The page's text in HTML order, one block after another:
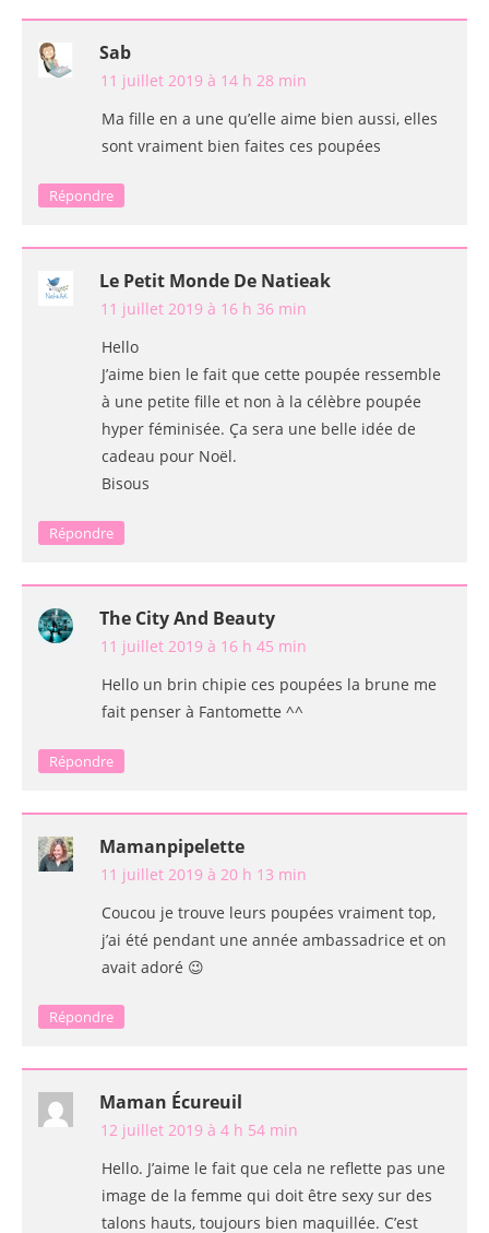
Sab
11 juillet 2019 à 14 h 28 min
Ma fille en a une qu’elle aime bien aussi, elles
sont vraiment bien faites ces poupées
Répondre
Le Petit Monde De Natieak
11 juillet 2019 à 16 h 36 min
Hello
J’aime bien le fait que cette poupée ressemble
à une petite fille et non à la célèbre poupée
hyper féminisée. Ça sera une belle idée de
cadeau pour Noël.
Bisous
Répondre
The City And Beauty
11 juillet 2019 à 16 h 45 min
Hello un brin chipie ces poupées la brune me
fait penser à Fantomette ^^
Répondre
Mamanpipelette
11 juillet 2019 à 20 h 13 min
Coucou je trouve leurs poupées vraiment top,
j’ai été pendant une année ambassadrice et on
avait adoré 😉
Répondre
Maman Écureuil
12 juillet 2019 à 4 h 54 min
Hello. J’aime le fait que cela ne reflette pas une
image de la femme qui doit être sexy sur des
talons hauts, toujours bien maquillée. C’est